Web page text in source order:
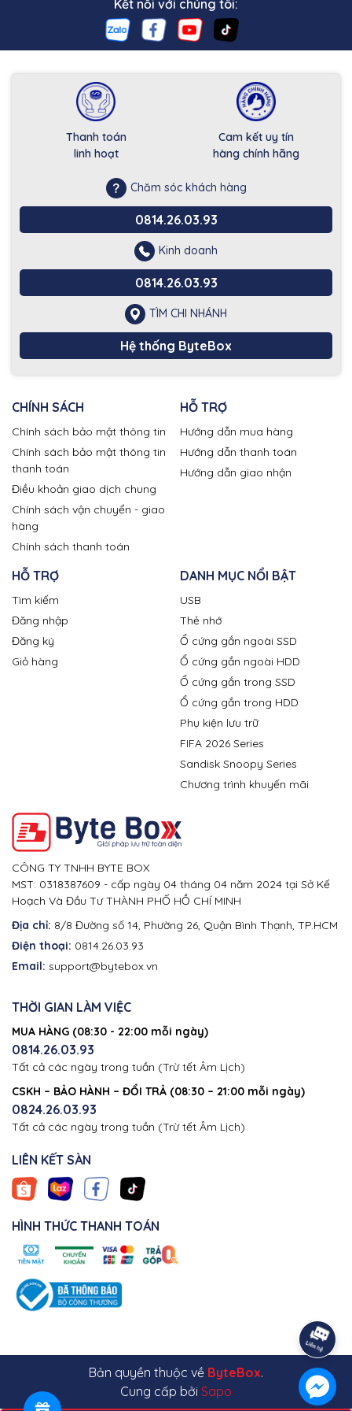
Kết nối với chúng tôi:
Thanh toán
linh hoạt
Cam kết uy tín
hàng chính hãng
Chăm sóc khách hàng
0814.26.03.93
Kinh doanh
0814.26.03.93
TÌM CHI NHÁNH
Hệ thống ByteBox
CHÍNH SÁCH
Chính sách bảo mật thông tin
Chính sách bảo mật thông tin
thanh toán
Điều khoản giao dịch chung
Chính sách vận chuyển - giao
hàng
Chính sách thanh toán
HỖ TRỢ
Hướng dẫn mua hàng
Hướng dẫn thanh toán
Hướng dẫn giao nhận
HỖ TRỢ
Tìm kiếm
Đăng nhập
Đăng ký
Giỏ hàng
DANH MỤC NỔI BẬT
USB
Thẻ nhớ
Ổ cứng gắn ngoài SSD
Ổ cứng gắn ngoài HDD
Ổ cứng gắn trong SSD
Ổ cứng gắn trong HDD
Phụ kiện lưu trữ
FIFA 2026 Series
Sandisk Snoopy Series
Chương trình khuyến mãi
CÔNG TY TNHH BYTE BOX
MST: 0318387609 - cấp ngày 04 tháng 04 năm 2024 tại Sở Kế
Hoạch Và Đầu Tư THÀNH PHỐ HỒ CHÍ MINH
Địa chỉ: 8/8 Đường số 14, Phường 26, Quận Bình Thạnh, TP.HCM
Điện thoại: 0814.26.03.93
Email: support@bytebox.vn
THỜI GIAN LÀM VIỆC
MUA HÀNG (08:30 - 22:00 mỗi ngày)
0814.26.03.93
Tất cả các ngày trong tuần (Trừ tết Âm Lịch)
CSKH – BẢO HÀNH – ĐỔI TRẢ (08:30 – 21:00 mỗi ngày)
0824.26.03.93
Tất cả các ngày trong tuần (Trừ tết Âm Lịch)
LIÊN KẾT SÀN
HÌNH THỨC THANH TOÁN
Bản quyền thuộc về ByteBox.
Cung cấp bởi Sapo